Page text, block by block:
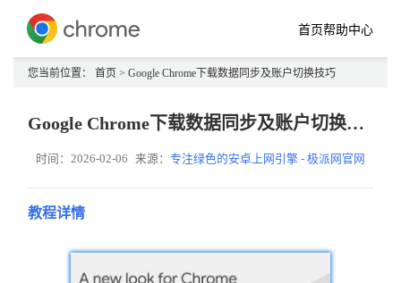
首页帮助中心
您当前位置： 首页 > Google Chrome下载数据同步及账户切换技巧
Google Chrome下载数据同步及账户切换技巧
时间：2026-02-06 来源：专注绿色的安卓上网引擎 - 极派网官网
教程详情